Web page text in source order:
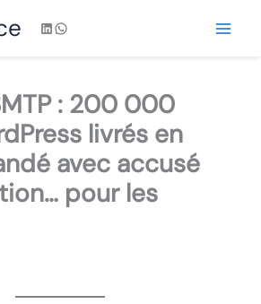
LinkedIn
WhatsApp
: 200 000
livrés en
avec accusé
pour les